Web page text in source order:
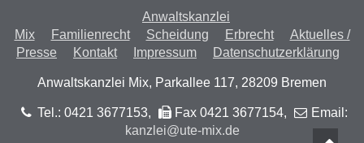
Anwaltskanzlei
Mix
Familienrecht Scheidung Erbrecht
Aktuelles /
Presse
Kontakt Impressum Datenschutzerklärung
Anwaltskanzlei Mix, Parkallee 117, 28209 Bremen
Tel.: 0421 3677153, Fax 0421 3677154,
Email:
kanzlei@ute-mix.de